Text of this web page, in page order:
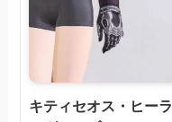
キティセオス・ヒーラ